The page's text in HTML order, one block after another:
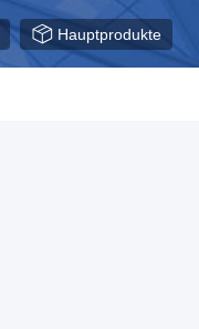
Hauptprodukte